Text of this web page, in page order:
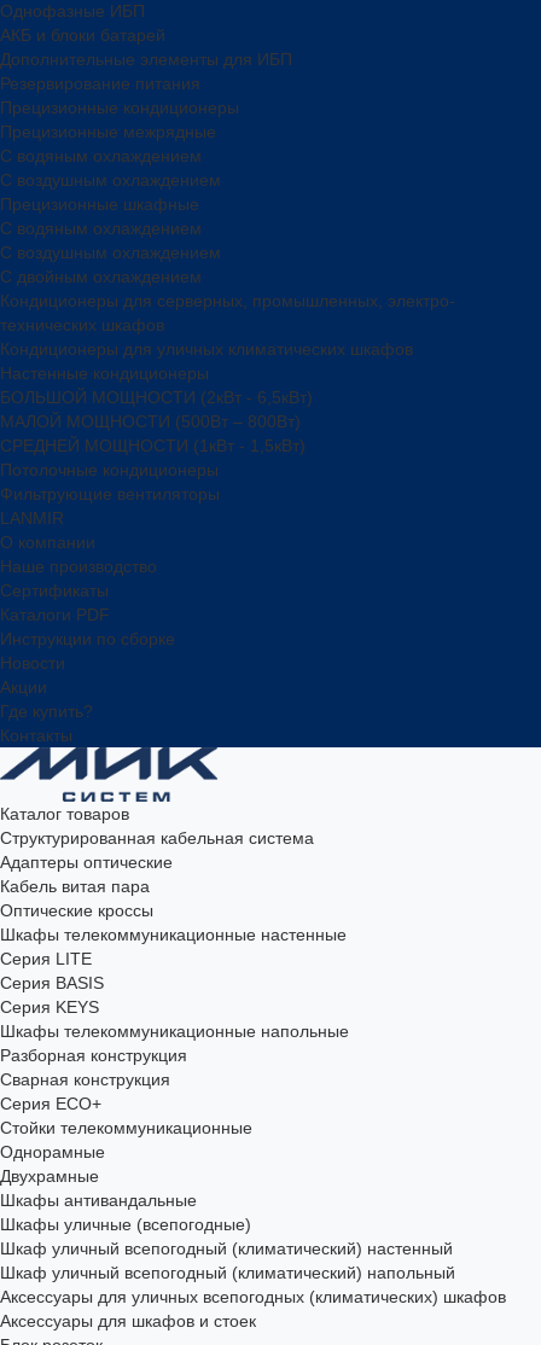
Однофазные ИБП
АКБ и блоки батарей
Дополнительные элементы для ИБП
Резервирование питания
Прецизионные кондиционеры
Прецизионные межрядные
С водяным охлаждением
С воздушным охлаждением
Прецизионные шкафные
С водяным охлаждением
С воздушным охлаждением
С двойным охлаждением
Кондиционеры для серверных, промышленных, электро-
технических шкафов
Кондиционеры для уличных климатических шкафов
Настенные кондиционеры
БОЛЬШОЙ МОЩНОСТИ (2кВт - 6,5кВт)
МАЛОЙ МОЩНОСТИ (500Вт – 800Вт)
СРЕДНЕЙ МОЩНОСТИ (1кВт - 1,5кВт)
Потолочные кондиционеры
Фильтрующие вентиляторы
LANMIR
О компании
Наше производство
Сертификаты
Каталоги PDF
Инструкции по сборке
Новости
Акции
Где купить?
Контакты
Каталог товаров
Структурированная кабельная система
Адаптеры оптические
Кабель витая пара
Оптические кроссы
Шкафы телекоммуникационные настенные
Cерия LITE
Cерия BASIS
Cерия KEYS
Шкафы телекоммуникационные напольные
Разборная конструкция
Сварная конструкция
Серия ECO+
Стойки телекоммуникационные
Однорамные
Двухрамные
Шкафы антивандальные
Шкафы уличные (всепогодные)
Шкаф уличный всепогодный (климатический) настенный
Шкаф уличный всепогодный (климатический) напольный
Аксессуары для уличных всепогодных (климатических) шкафов
Аксессуары для шкафов и стоек